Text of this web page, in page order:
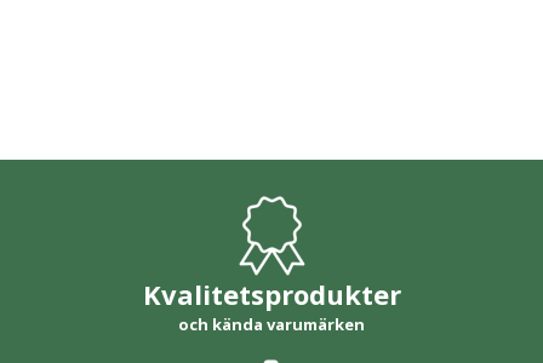
Kvalitetsprodukter
och kända varumärken